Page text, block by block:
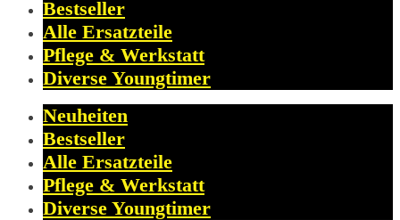
Bestseller
Alle Ersatzteile
Pflege & Werkstatt
Diverse Youngtimer
Neuheiten
Bestseller
Alle Ersatzteile
Pflege & Werkstatt
Diverse Youngtimer